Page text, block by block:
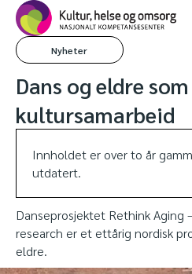
Nyheter
Dans og eldre
kultursamarbeid
Innholdet er over to år
utdatert.
Danseprosjektet Rethink Aging
research er et ettårig nordisk
eldre.